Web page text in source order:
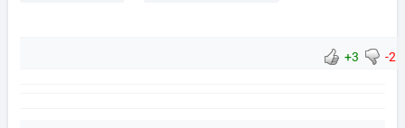
+3 -2